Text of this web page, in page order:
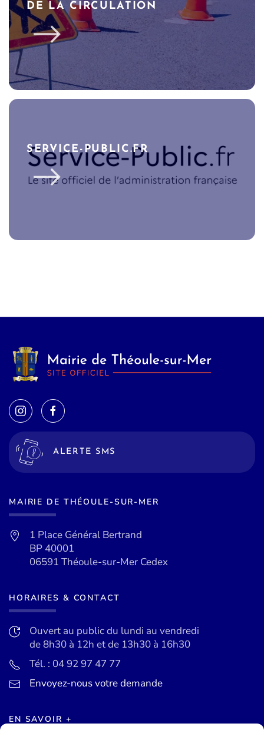
DE LA CIRCULATION
SERVICE-PUBLIC.FR
ALERTE SMS
MAIRIE DE THÉOULE-SUR-MER
1 Place Général Bertrand
BP 40001
06591 Théoule-sur-Mer Cedex
HORAIRES & CONTACT
Ouvert au public du lundi au vendredi
de 8h30 à 12h et de 13h30 à 16h30
Tél. : 04 92 97 47 77
Envoyez-nous votre demande
EN SAVOIR +